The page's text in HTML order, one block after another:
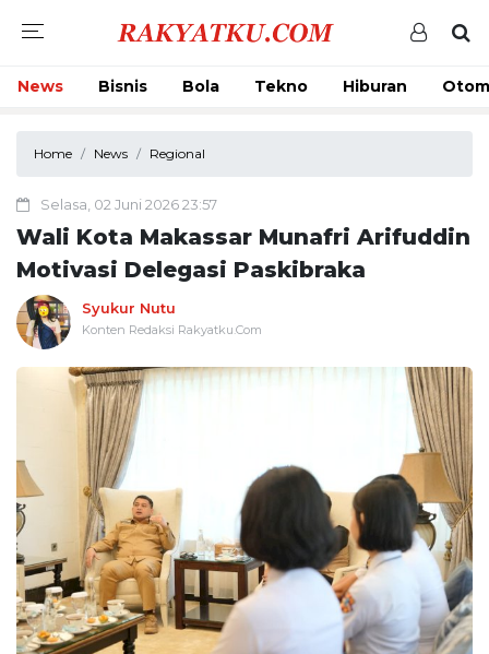
News Bisnis Bola Tekno Hiburan
Home News Regional
Selasa, 02 Juni 2026 23:57
Wali Kota Makassar Munafri Arifuddin
Motivasi Delegasi Paskibraka
Syukur Nutu
Konten Redaksi Rakyatku.Com